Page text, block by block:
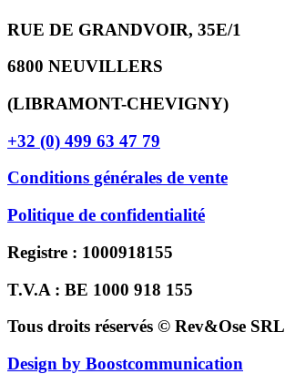
RUE DE GRANDVOIR, 35E/1
6800 NEUVILLERS
(LIBRAMONT-CHEVIGNY)
+32 (0) 499 63 47 79
Conditions générales de vente
Politique de confidentialité
Registre : 1000918155
T.V.A : BE 1000 918 155
Tous droits réservés © Rev&Ose SRL
Design by Boostcommunication